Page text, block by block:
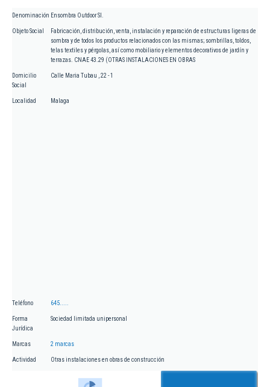
Denominación Ensombra Outdoor Sl.
Objeto Social
Fabricación, distribución, venta, instalación y reparación de estructuras ligeras de
sombra y de todos los productos relacionados con las mismas; sombrillas, toldos,
telas textiles y pérgolas, así como mobiliario y elementos decorativos de jardín y
terrazas. CNAE 43.29 (OTRAS INSTALACIONES EN OBRAS
Domicilio
Social
Calle Maria Tubau , 22 - 1
Localidad Malaga
Teléfono 645.....
Forma
Jurídica
Sociedad limitada unipersonal
Marcas 2 marcas
Actividad Otras instalaciones en obras de construcción